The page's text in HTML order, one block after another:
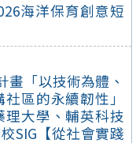
海洋保育創意短
畫「以技術為體、
區的永續韌性」
大學、輔英科技
SIG【從社會實踐